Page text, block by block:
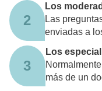
2
Los
Las
enviadas a
3
Los
más de un